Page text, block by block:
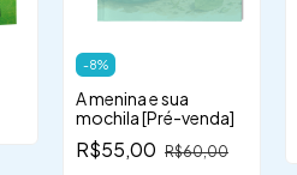
-8%
A menina e sua
mochila [Pré-venda]
R$55,00 R$60,00